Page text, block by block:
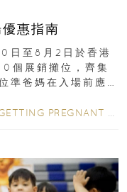
惠指南
日至8月2日於香港
個展銷攤位，齊集
準爸媽在入場前應
PREGNANT